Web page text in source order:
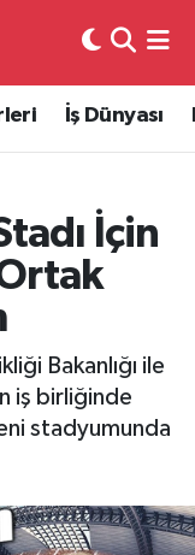
İş Dünyası
İçin
Bakanlığı ile
iş birliğinde
stadyumunda